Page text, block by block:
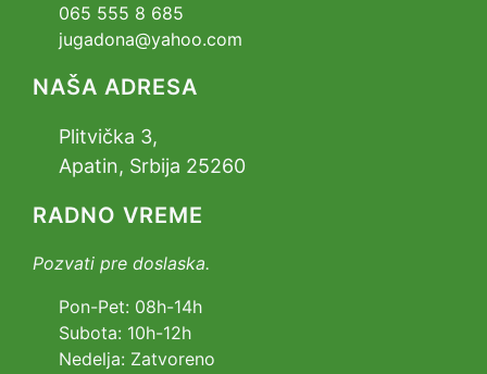
065 555 8 685
jugadona@yahoo.com
NAŠA ADRESA
Plitvička 3,
Apatin, Srbija 25260
RADNO VREME
Pozvati pre doslaska.
Pon-Pet: 08h-14h
Subota: 10h-12h
Nedelja: Zatvoreno